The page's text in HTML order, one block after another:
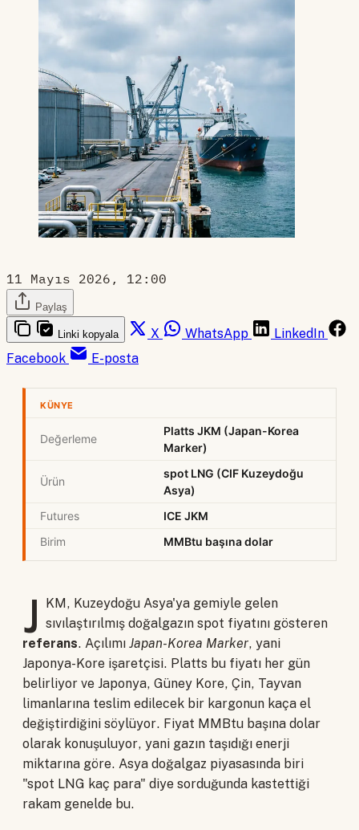
11 Mayıs 2026, 12:00
Paylaş
Linki kopyala X WhatsApp
LinkedIn
Facebook
E-posta
KÜNYE
Değerleme
Platts JKM (Japan-Korea
Marker)
Ürün
spot LNG (CIF Kuzeydoğu
Asya)
Futures
ICE JKM
Birim
MMBtu başına dolar
J
KM, Kuzeydoğu Asya'ya gemiyle gelen
sıvılaştırılmış doğalgazın spot fiyatını gösteren
referans. Açılımı Japan-Korea Marker, yani
Japonya-Kore işaretçisi. Platts bu fiyatı her gün
belirliyor ve Japonya, Güney Kore, Çin, Tayvan
limanlarına teslim edilecek bir kargonun kaça el
değiştirdiğini söylüyor. Fiyat MMBtu başına dolar
olarak konuşuluyor, yani gazın taşıdığı enerji
miktarına göre. Asya doğalgaz piyasasında biri
"spot LNG kaç para" diye sorduğunda kastettiği
rakam genelde bu.